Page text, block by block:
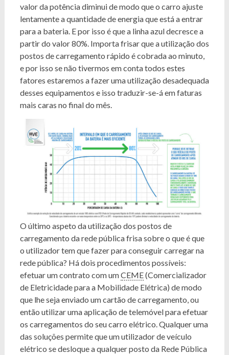
valor da potência diminui de modo que o carro ajuste
lentamente a quantidade de energia que está a entrar
para a bateria. E por isso é que a linha azul decresce a
partir do valor 80%. Importa frisar que a utilização dos
postos de carregamento rápido é cobrada ao minuto,
e por isso se não tivermos em conta todos estes
fatores estaremos a fazer uma utilização desadequada
desses equipamentos e isso traduzir-se-á em faturas
mais caras no final do mês.
O último aspeto da utilização dos postos de
carregamento da rede pública frisa sobre o que é que
o utilizador tem que fazer para conseguir carregar na
rede pública? Há dois procedimentos possíveis:
efetuar um contrato com umCEME(Comercializador
de Eletricidade para a Mobilidade Elétrica) de modo
que lhe seja enviado um cartão de carregamento, ou
então utilizar uma aplicação de telemóvel para efetuar
os carregamentos do seu carro elétrico. Qualquer uma
das soluções permite que um utilizador de veículo
elétrico se desloque a qualquer posto da Rede Pública